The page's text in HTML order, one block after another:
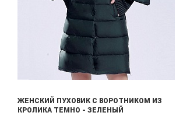
ЖЕНСКИЙ ПУХОВИК С ВОРОТНИКОМ ИЗ
КРОЛИКА ТЕМНО - ЗЕЛЕНЫЙ